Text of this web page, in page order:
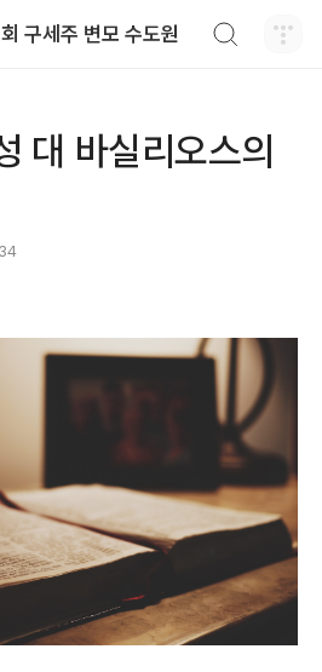
구세주 변모 수도원
대 바실리오스의